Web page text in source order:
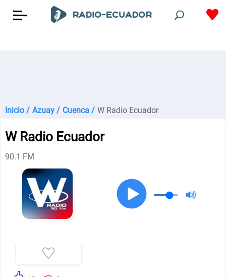
Inicio / Azuay / Cuenca / W Radio Ecuador
W Radio Ecuador
90.1 FM